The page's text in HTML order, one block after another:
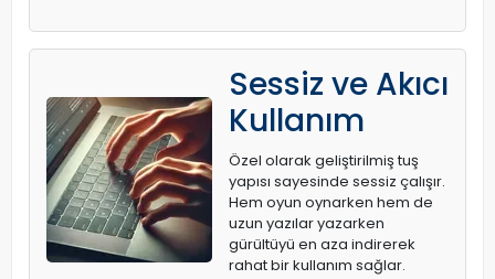
Sessiz ve Akıcı
Kullanım
Özel olarak geliştirilmiş tuş
yapısı sayesinde sessiz çalışır.
Hem oyun oynarken hem de
uzun yazılar yazarken
gürültüyü en aza indirerek
rahat bir kullanım sağlar.